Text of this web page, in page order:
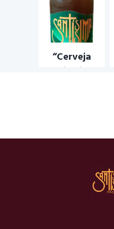
CERVEJA ARTESANAL
CERVEJA SANTÍSSIMA
CERVEJA TRAIDORA
CERVEJA TRAIDORA PALE
ALE,PALE ALE
“Cerveja
Sacrilégio” –